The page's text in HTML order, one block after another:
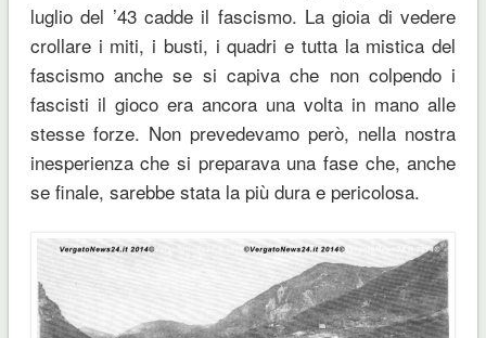
luglio del ’43 cadde il fascismo. La gioia di vedere
crollare i miti, i busti, i quadri e tutta la mistica del
fascismo anche se si capiva che non colpendo i
fascisti il gioco era ancora una volta in mano alle
stesse forze. Non prevedevamo però, nella nostra
inesperienza che si preparava una fase che, anche
se finale, sarebbe stata la più dura e pericolosa.